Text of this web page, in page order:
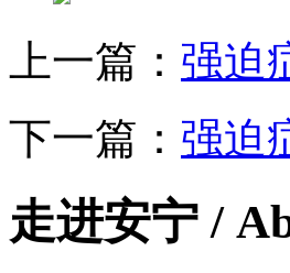
上一篇： 强迫
下一篇： 强迫
走进安宁 /